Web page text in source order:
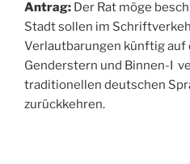
Antrag: Der Rat möge
Stadt sollen im
Verlautbarungen künftig auf
Genderstern und Binnen-I
traditionellen deutschen
zurückkehren.